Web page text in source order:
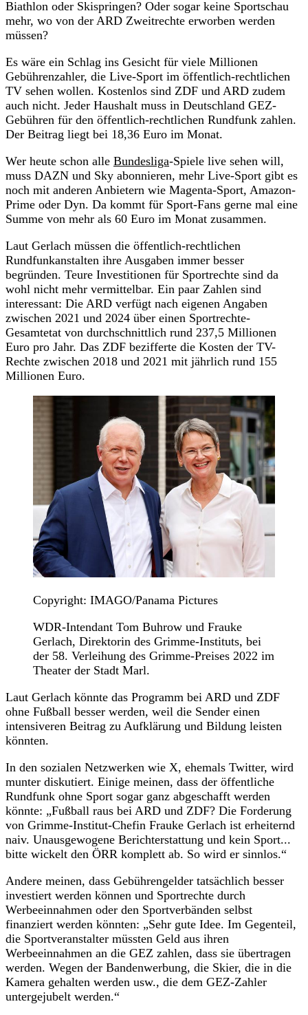
Biathlon oder Skispringen? Oder sogar keine Sportschau
mehr, wo von der ARD Zweitrechte erworben werden
müssen?
Es wäre ein Schlag ins Gesicht für viele Millionen
Gebührenzahler, die Live-Sport im öffentlich-rechtlichen
TV sehen wollen. Kostenlos sind ZDF und ARD zudem
auch nicht. Jeder Haushalt muss in Deutschland GEZ-
Gebühren für den öffentlich-rechtlichen Rundfunk zahlen.
Der Beitrag liegt bei 18,36 Euro im Monat.
Wer heute schon alle Bundesliga-Spiele live sehen will,
muss DAZN und Sky abonnieren, mehr Live-Sport gibt es
noch mit anderen Anbietern wie Magenta-Sport, Amazon-
Prime oder Dyn. Da kommt für Sport-Fans gerne mal eine
Summe von mehr als 60 Euro im Monat zusammen.
Laut Gerlach müssen die öffentlich-rechtlichen
Rundfunkanstalten ihre Ausgaben immer besser
begründen. Teure Investitionen für Sportrechte sind da
wohl nicht mehr vermittelbar. Ein paar Zahlen sind
interessant: Die ARD verfügt nach eigenen Angaben
zwischen 2021 und 2024 über einen Sportrechte-
Gesamtetat von durchschnittlich rund 237,5 Millionen
Euro pro Jahr. Das ZDF bezifferte die Kosten der TV-
Rechte zwischen 2018 und 2021 mit jährlich rund 155
Millionen Euro.
Copyright: IMAGO/Panama Pictures
WDR-Intendant Tom Buhrow und Frauke
Gerlach, Direktorin des Grimme-Instituts, bei
der 58. Verleihung des Grimme-Preises 2022 im
Theater der Stadt Marl.
Laut Gerlach könnte das Programm bei ARD und ZDF
ohne Fußball besser werden, weil die Sender einen
intensiveren Beitrag zu Aufklärung und Bildung leisten
könnten.
In den sozialen Netzwerken wie X, ehemals Twitter, wird
munter diskutiert. Einige meinen, dass der öffentliche
Rundfunk ohne Sport sogar ganz abgeschafft werden
könnte: „Fußball raus bei ARD und ZDF? Die Forderung
von Grimme-Institut-Chefin Frauke Gerlach ist erheiternd
naiv. Unausgewogene Berichterstattung und kein Sport...
bitte wickelt den ÖRR komplett ab. So wird er sinnlos.“
Andere meinen, dass Gebührengelder tatsächlich besser
investiert werden können und Sportrechte durch
Werbeeinnahmen oder den Sportverbänden selbst
finanziert werden könnten: „Sehr gute Idee. Im Gegenteil,
die Sportveranstalter müssten Geld aus ihren
Werbeeinnahmen an die GEZ zahlen, dass sie übertragen
werden. Wegen der Bandenwerbung, die Skier, die in die
Kamera gehalten werden usw., die dem GEZ-Zahler
untergejubelt werden.“